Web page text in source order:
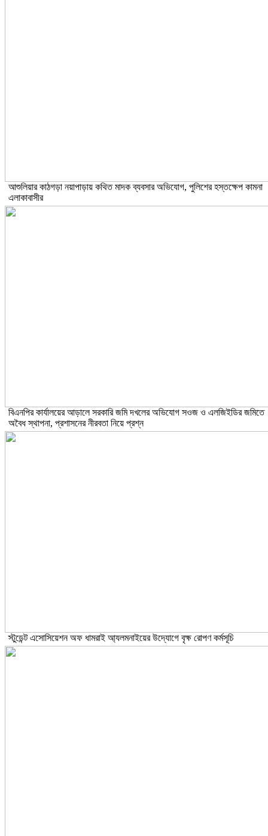
আশুলিয়ার কাঠগড়া নয়াপাড়ায় কথিত মাদক ব্যবসার অভিযোগ, পুলিশের হস্তক্ষেপ কামনা
এলাকাবাসীর
বিএনপির কার্যালয়ের আড়ালে সরকারি জমি দখলের অভিযোগ সওজ ও এলজিইডির জমিতে
অবৈধ স্থাপনা, প্রশাসনের নীরবতা নিয়ে প্রশ্ন
স্টুডেন্ট এসোসিয়েশন অফ ধামরাই আ্যলমনাইয়ের উদ্যোগে বৃক্ষ রোপণ কর্মসূচি